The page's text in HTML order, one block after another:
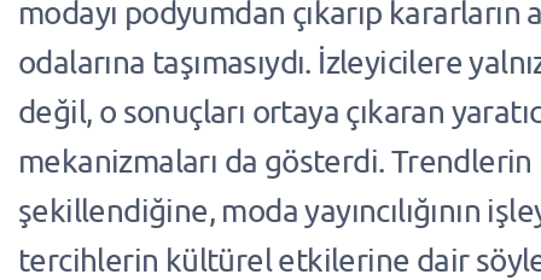
modayı podyumdan çıkarıp kararların
odalarına taşımasıydı. İzleyicilere
değil, o sonuçları ortaya çıkaran
mekanizmaları da gösterdi. Trendlerin
şekillendiğine, moda yayıncılığının
tercihlerin kültürel etkilerine dair